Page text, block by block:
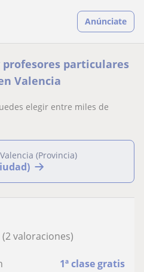
Anúnciate
profesores particulares
Valencia
elegir entre miles de
(Provincia)
1ª clase gratis
(2 valoraciones)